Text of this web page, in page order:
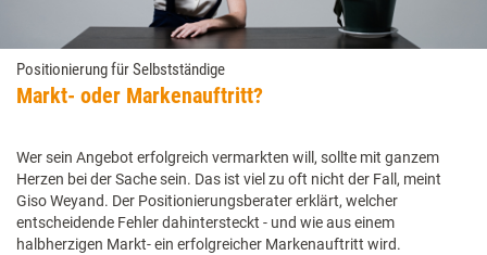
Positionierung für Selbstständige
Markt- oder Markenauftritt?
Wer sein Angebot erfolgreich vermarkten will, sollte mit ganzem
Herzen bei der Sache sein. Das ist viel zu oft nicht der Fall, meint
Giso Weyand. Der Positionierungsberater erklärt, welcher
entscheidende Fehler dahintersteckt - und wie aus einem
halbherzigen Markt- ein erfolgreicher Markenauftritt wird.